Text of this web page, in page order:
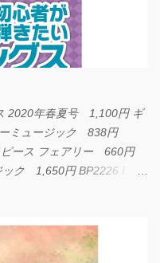
2020年春夏号 1,100円 ギ
ミュージック 838円
ピース フェアリー 660円
ック 1,650円 BP2226 I